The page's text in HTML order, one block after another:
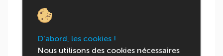
D'abord, les cookies !
Nous utilisons des cookies nécessaires